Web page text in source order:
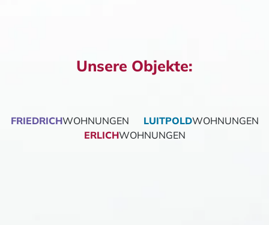
Unsere Objekte:
FRIEDRICHWOHNUNGEN LUITPOLDWOHNUNGEN
ERLICHWOHNUNGEN